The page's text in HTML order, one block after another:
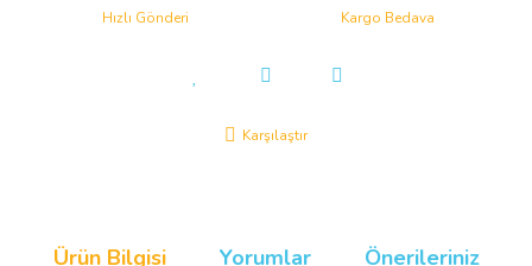
Hızlı Gönderi Kargo Bedava
Karşılaştır
Ürün Bilgisi Yorumlar Önerileriniz